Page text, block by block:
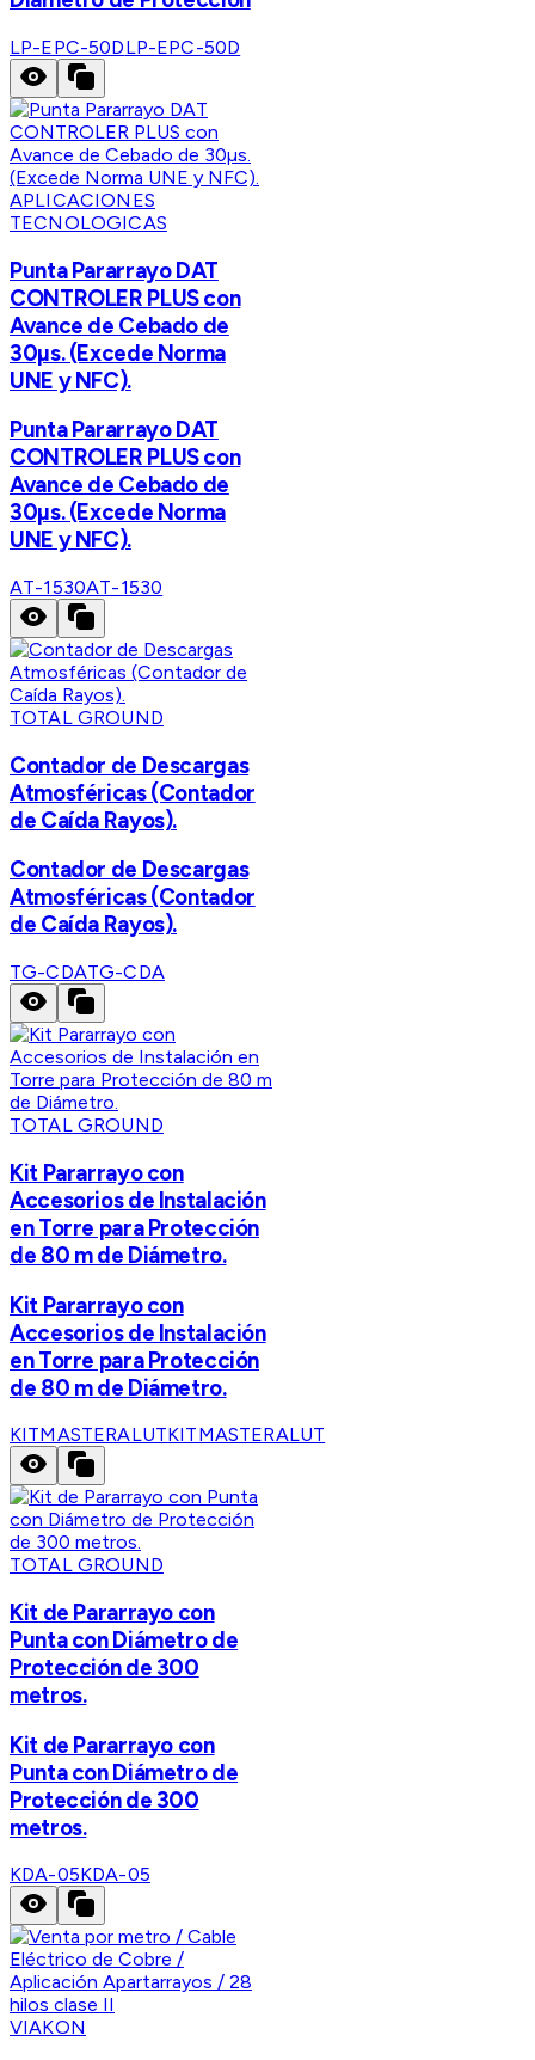
LP-EPC-50DLP-EPC-50D
APLICACIONES
TECNOLOGICAS
Punta Pararrayo DAT
CONTROLER PLUS con
Avance de Cebado de
30µs. (Excede Norma
UNE y NFC).
Punta Pararrayo DAT
CONTROLER PLUS con
Avance de Cebado de
30µs. (Excede Norma
UNE y NFC).
AT-1530AT-1530
TOTAL GROUND
Contador de Descargas
Atmosféricas (Contador
de Caída Rayos).
Contador de Descargas
Atmosféricas (Contador
de Caída Rayos).
TG-CDATG-CDA
TOTAL GROUND
Kit Pararrayo con
Accesorios de Instalación
en Torre para Protección
de 80 m de Diámetro.
Kit Pararrayo con
Accesorios de Instalación
en Torre para Protección
de 80 m de Diámetro.
KITMASTERALUTKITMASTERALUT
TOTAL GROUND
Kit de Pararrayo con
Punta con Diámetro de
Protección de 300
metros.
Kit de Pararrayo con
Punta con Diámetro de
Protección de 300
metros.
KDA-05KDA-05
VIAKON